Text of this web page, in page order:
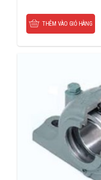
THÊM VÀO GIỎ HÀNG